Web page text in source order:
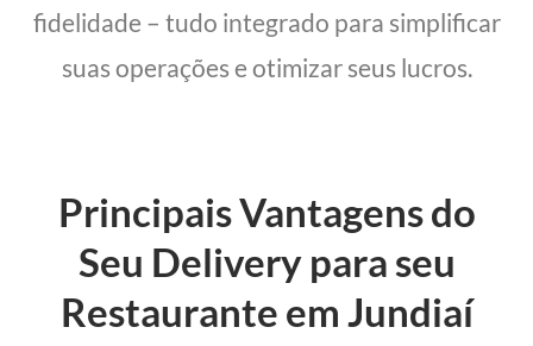
fidelidade – tudo integrado para simplificar
suas operações e otimizar seus lucros.
Principais Vantagens do
Seu Delivery para seu
Restaurante em Jundiaí